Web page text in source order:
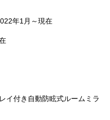
年1月～現在
イ付き自動防眩式ルームミラ